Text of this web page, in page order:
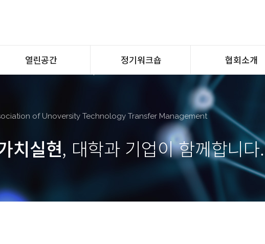
열린공간
Q&A
정기워크숍 협회소개
Kautm소개
회원대학
특별회원
가입안내
조직도/연락처
오시는길
of Unoversity Technology Transfer Management
치실현, 대학과 기업이 함께합니다.